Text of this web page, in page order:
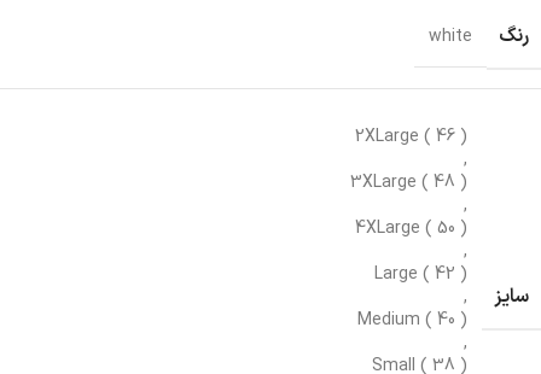
رنگ white
سایز
2XLarge ( 46 )
,
3XLarge ( 48 )
,
4XLarge ( 50 )
,
Large ( 42 )
,
Medium ( 40 )
,
Small ( 38 )